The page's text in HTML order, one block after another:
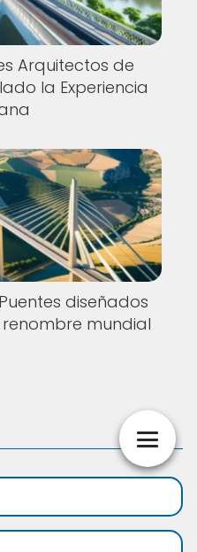
Arquitectos de
la Experiencia
diseñados
mundial